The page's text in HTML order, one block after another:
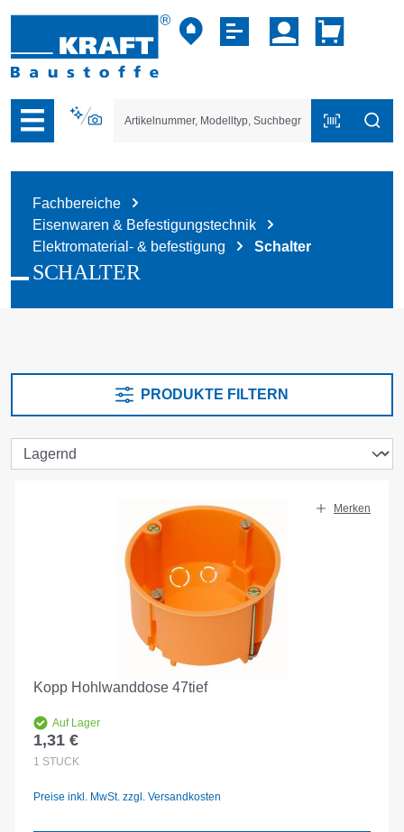
der B2B-Plattform springen
Fachbereiche
Eisenwaren & Befestigungstechnik
Elektromaterial- & befestigung
Schalter
SCHALTER
PRODUKTE FILTERN
Merken
Kopp Hohlwanddose 47tief
Auf Lager
Regulärer Preis:
1,31 €
1 STÜCK
Preise inkl. MwSt. zzgl. Versandkosten